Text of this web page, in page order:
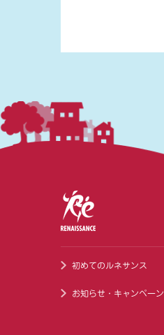
初めてのルネサンス
お知らせ・キャンペーン